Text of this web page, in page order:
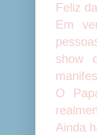
Feliz
Em
show
O
Ainda